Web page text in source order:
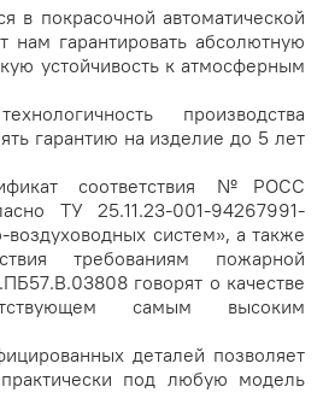
в покрасочной автоматической
нам гарантировать абсолютную
устойчивость к атмосферным
производства
гарантию на изделие до 5 лет
соответствия №РОСС
ТУ 25.11.23-001-94267991-
систем», а также
требованиям пожарной
говорят о качестве
самым высоким
деталей позволяет
под любую модель